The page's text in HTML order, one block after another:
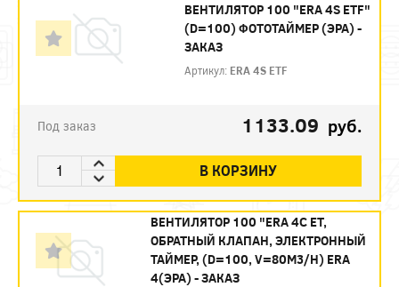
ВЕНТИЛЯТОР 100 "ERA 4S ЕТF"
(D=100) ФОТОТАЙМЕР (ЭРА) -
ЗАКАЗ
Артикул: ERA 4S ЕТF
Под заказ 1133.09 руб.
В КОРЗИНУ
ВЕНТИЛЯТОР 100 "ERA 4С ЕТ,
ОБРАТНЫЙ КЛАПАН, ЭЛЕКТРОННЫЙ
ТАЙМЕР, (D=100, V=80M3/H) ERA
4(ЭРА) - ЗАКАЗ